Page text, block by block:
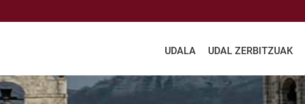
UDALA UDAL ZERBITZUAK